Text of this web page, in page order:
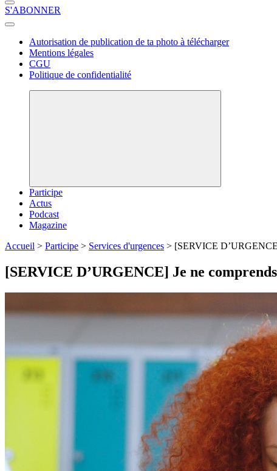
S'ABONNER
Autorisation de publication de ta photo à télécharger
Mentions légales
CGU
Politique de confidentialité
Participe
Actus
Podcast
Magazine
Accueil > Participe > Services d'urgences > [SERVICE
[SERVICE D’URGENCE] Je ne